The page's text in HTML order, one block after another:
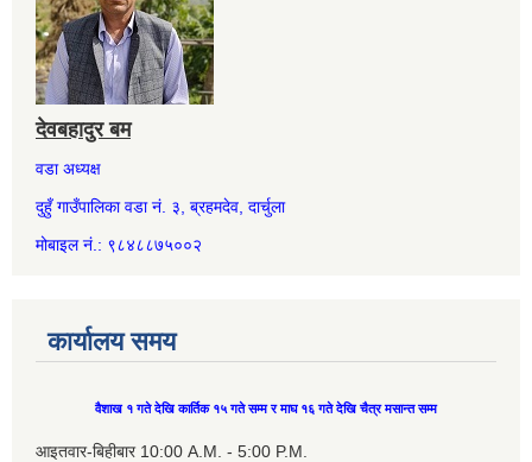
देवबहादुर बम
वडा अध्यक्ष
दुहुँ गाउँपालिका वडा नं. ३, ब्रहमदेव, दार्चुला
मोबाइल नं.: ९८४८८७५००२
कार्यालय समय
वैशाख १ गते देखि कार्तिक १५ गते सम्म र माघ १६ गते देखि चैत्र मसान्त सम्म
आइतवार-बिहीबार 10:00 A.M. - 5:00 P.M.